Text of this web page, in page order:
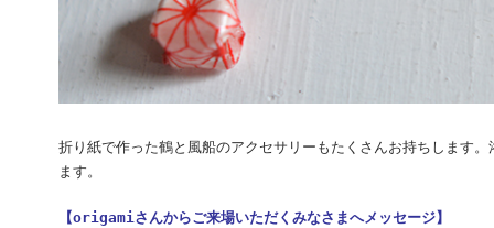
折り紙で作った鶴と風船のアクセサリーもたくさんお持ちします
ます。​​​​​​​
【origamiさんからご来場いただくみなさまへメッセージ】